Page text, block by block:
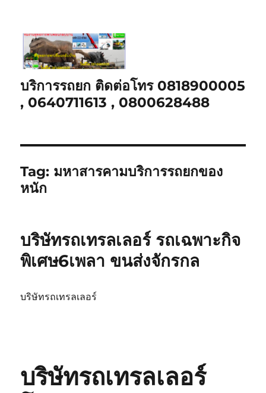
บริการรถยก ติดต่อโทร 0818900005
, 0640711613 , 0800628488
Tag: มหาสารคามบริการรถยกของ
หนัก
บริษัทรถเทรลเลอร์ รถเฉพาะกิจ
พิเศษ6เพลา ขนส่งจักรกล
บริษัทรถเทรลเลอร์
บริษัทรถเทรลเลอร์